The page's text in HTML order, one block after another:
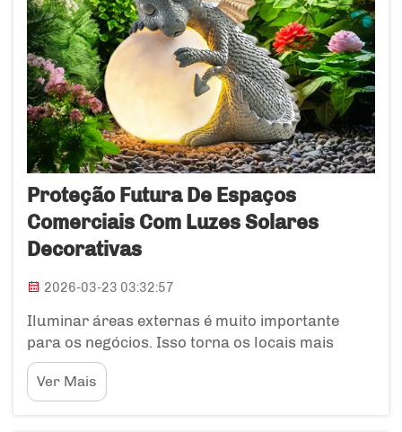
Proteção Futura De Espaços
Comerciais Com Luzes Solares
Decorativas
2026-03-23 03:32:57
Iluminar áreas externas é muito importante
para os negócios. Isso torna os locais mais
atraentes e seguros. As luzes decorativas
solares são uma excelente opção para esse fim.
Elas utilizam energia solar, economizando assim
Ver Mais